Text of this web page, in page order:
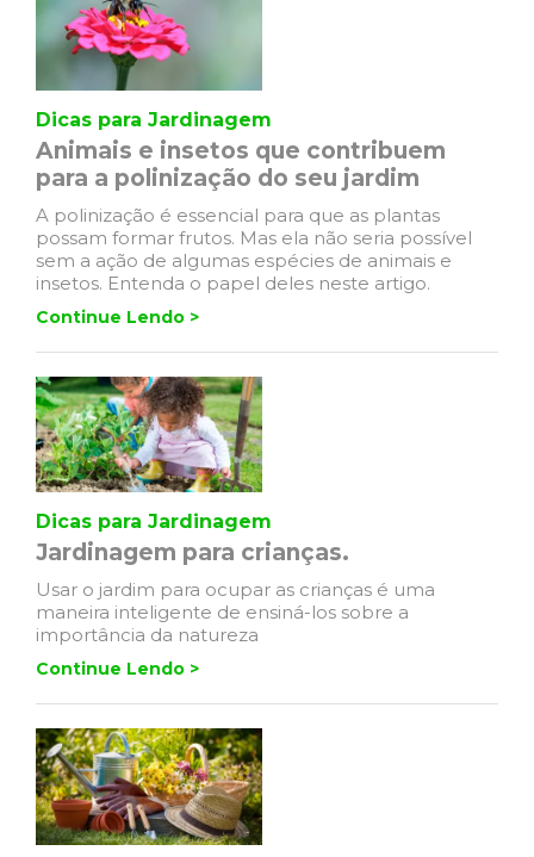
Dicas para Jardinagem
Animais e insetos que contribuem
para a polinização do seu jardim
A polinização é essencial para que as plantas
possam formar frutos. Mas ela não seria possível
sem a ação de algumas espécies de animais e
insetos. Entenda o papel deles neste artigo.
Continue Lendo >
Dicas para Jardinagem
Jardinagem para crianças.
Usar o jardim para ocupar as crianças é uma
maneira inteligente de ensiná-los sobre a
importância da natureza
Continue Lendo >